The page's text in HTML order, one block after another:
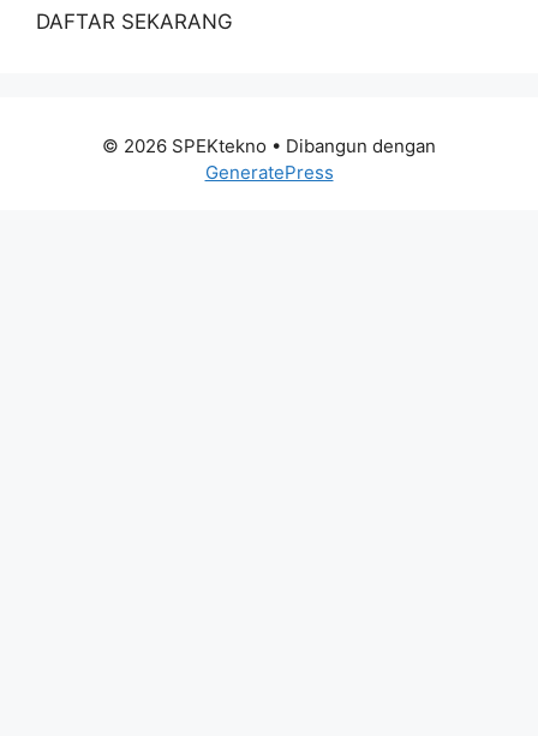
DAFTAR SEKARANG
© 2026 SPEKtekno • Dibangun dengan
GeneratePress